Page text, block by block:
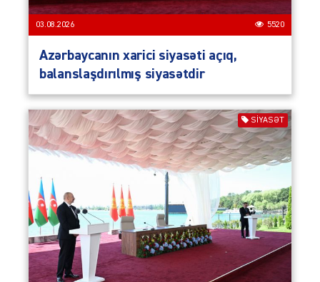
03.08.2026 5520
Azərbaycanın xarici siyasəti açıq,
balanslaşdırılmış siyasətdir
SIYASƏT